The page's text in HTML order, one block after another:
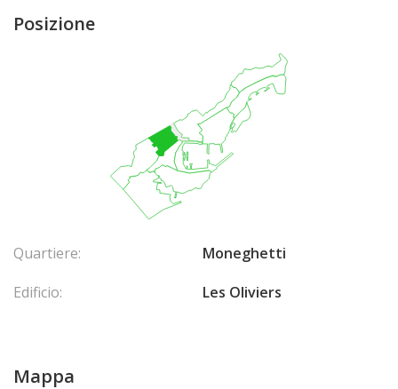
Posizione
Quartiere:
Moneghetti
Edificio:
Les Oliviers
Mappa